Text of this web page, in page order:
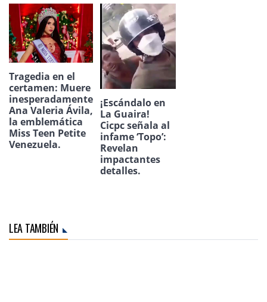
Tragedia en el
certamen: Muere
inesperadamente
Ana Valeria Ávila,
la emblemática
Miss Teen Petite
Venezuela.
¡Escándalo en
La Guaira!
Cicpc señala al
infame ‘Topo’:
Revelan
impactantes
detalles.
LEA TAMBIÉN